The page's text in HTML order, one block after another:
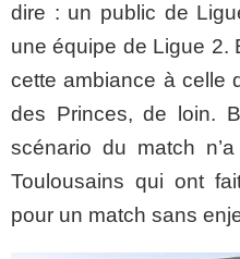
dire : un public de
une équipe de Ligue 2.
cette ambiance à celle
des Princes, de loin.
scénario du match
Toulousains qui ont
pour un match sans